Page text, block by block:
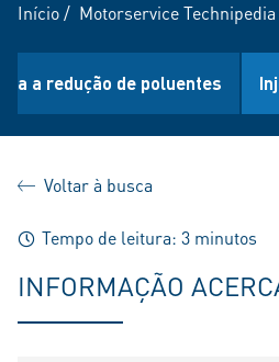
Início/ Motorservice Technipedia
a redução de poluentes
Voltar à busca
Tempo de leitura: 3 minutos
INFORMAÇÃO